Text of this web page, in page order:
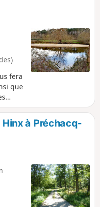
fera
que
plus
à Préchacq-